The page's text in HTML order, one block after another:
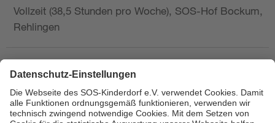
Vollzeit (38,5 Stunden pro Woche), SOS-Hof Bockum,
Rehlingen
Hauswirtschafterin / Köchin (m/w/d) als
Ausbilderin (m/w/d) im Bereich
Nahrungszubereitung